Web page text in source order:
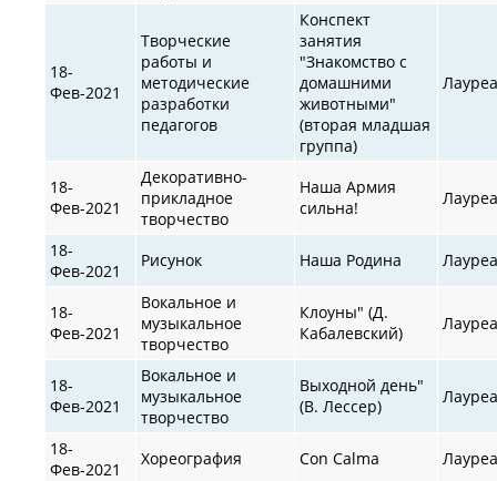
18-
Фев-2021
Творческие
работы и
методические
разработки
педагогов
Конспект
занятия
"Знакомство с
домашними
животными"
(вторая младшая
группа)
18-
Фев-2021
Декоративно-
прикладное
творчество
Наша Армия
сильна!
18-
Фев-2021
Рисунок Наша Родина
18-
Фев-2021
Вокальное и
музыкальное
творчество
Клоуны" (Д.
Кабалевский)
18-
Фев-2021
Вокальное и
музыкальное
творчество
Выходной день"
(В. Лессер)
18-
Фев-2021
Хореография Con Calma